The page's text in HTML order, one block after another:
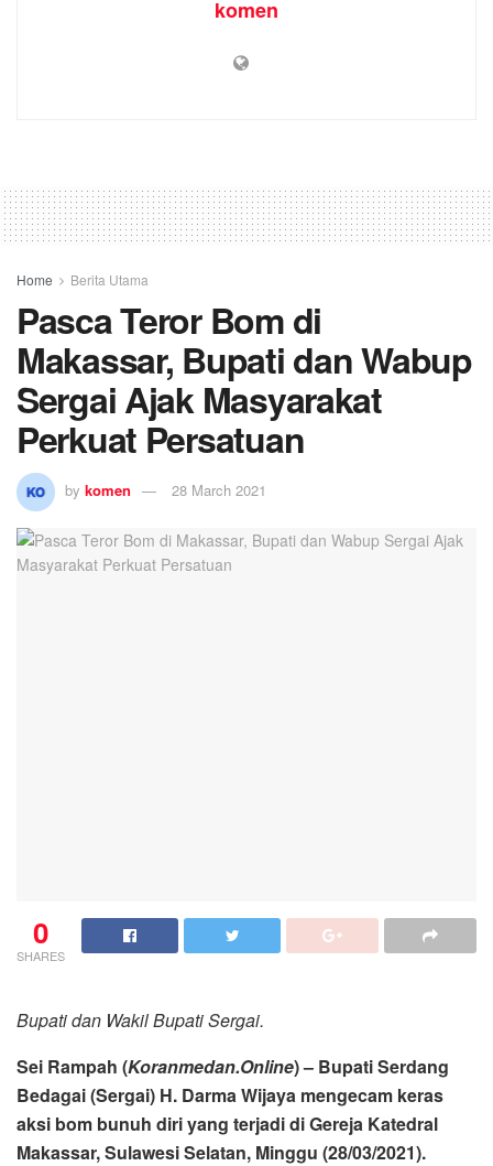
komen
Home Berita Utama
Pasca Teror Bom di
Makassar, Bupati dan Wabup
Sergai Ajak Masyarakat
Perkuat Persatuan
by komen 28 March 2021
0
SHARES
Bupati dan Wakil Bupati Sergai.
Sei Rampah (Koranmedan.Online) – Bupati Serdang
Bedagai (Sergai) H. Darma Wijaya mengecam keras
aksi bom bunuh diri yang terjadi di Gereja Katedral
Makassar, Sulawesi Selatan, Minggu (28/03/2021).